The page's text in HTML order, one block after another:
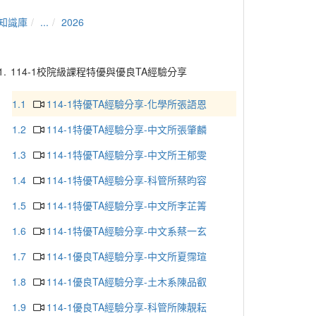
識庫 ... 2026
114-1校院級課程特優與優良TA經驗分享
1.1
114-1特優TA經驗分享-化學所張語恩
1.2
114-1特優TA經驗分享-中文所張肇麟
1.3
114-1特優TA經驗分享-中文所王郁雯
1.4
114-1特優TA經驗分享-科管所蔡昀容
1.5
114-1特優TA經驗分享-中文所李芷箐
1.6
114-1特優TA經驗分享-中文系蔡一玄
1.7
114-1優良TA經驗分享-中文所夏霈瑄
1.8
114-1優良TA經驗分享-土木系陳品叡
1.9
114-1優良TA經驗分享-科管所陳靚耘